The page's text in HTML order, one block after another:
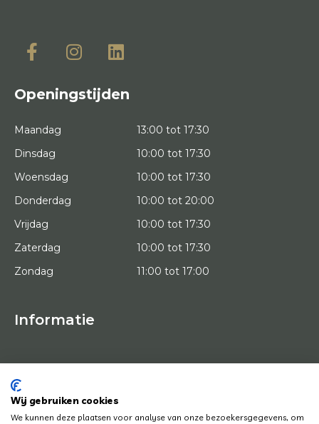
Openingstijden
Maandag
13:00 tot 17:30
Dinsdag
10:00 tot 17:30
Woensdag
10:00 tot 17:30
Donderdag
10:00 tot 20:00
Vrijdag
10:00 tot 17:30
Zaterdag
10:00 tot 17:30
Zondag
11:00 tot 17:00
Informatie
HOME
KUNSTENAARS
KUNSTWERKEN
Wij gebruiken cookies
We kunnen deze plaatsen voor analyse van onze bezoekersgegevens, om